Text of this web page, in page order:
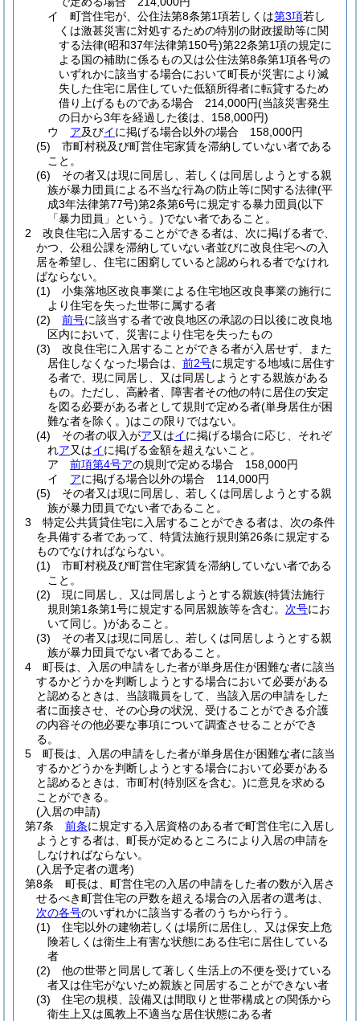
イ
町営住宅が、公住法第8条第1項若しくは第3項若し
くは激甚災害に対処するための特別の財政援助等に関
する法律(昭和37年法律第150号)第22条第1項の規定に
よる国の補助に係るもの又は公住法第8条第1項各号の
いずれかに該当する場合において町長が災害により滅
失した住宅に居住していた低額所得者に転貸するため
借り上げるものである場合 214,000円(当該災害発生
の日から3年を経過した後は、158,000円)
ウ
ア及びイに掲げる場合以外の場合 158,000円
(5)
市町村税及び町営住宅家賃を滞納していない者である
こと。
(6)
その者又は現に同居し、若しくは同居しようとする親
族が暴力団員による不当な行為の防止等に関する法律(平
成3年法律第77号)第2条第6号に規定する暴力団員(以下
「暴力団員」という。)でない者であること。
2
改良住宅に入居することができる者は、次に掲げる者で、
かつ、公租公課を滞納していない者並びに改良住宅への入
居を希望し、住宅に困窮していると認められる者でなけれ
ばならない。
(1)
小集落地区改良事業による住宅地区改良事業の施行に
より住宅を失った世帯に属する者
(2)
前号に該当する者で改良地区の承認の日以後に改良地
区内において、災害により住宅を失ったもの
(3)
改良住宅に入居することができる者が入居せず、また
居住しなくなった場合は、 前2号に規定する地域に居住す
る者で、現に同居し、又は同居しようとする親族がある
もの。 ただし、高齢者、障害者その他の特に居住の安定
を図る必要がある者として規則で定める者(単身居住が困
難な者を除く。)はこの限りではない。
(4)
その者の収入がア又はイに掲げる場合に応じ、それぞ
れア又はイに掲げる金額を超えないこと。
ア
前項第4号アの規則で定める場合 158,000円
イ
アに掲げる場合以外の場合 114,000円
(5)
その者又は現に同居し、若しくは同居しようとする親
族が暴力団員でない者であること。
3
特定公共賃貸住宅に入居することができる者は、次の条件
を具備する者であって、特賃法施行規則第26条に規定する
ものでなければならない。
(1)
市町村税及び町営住宅家賃を滞納していない者である
こと。
(2)
現に同居し、又は同居しようとする親族(特賃法施行
規則第1条第1号に規定する同居親族等を含む。 次号にお
いて同じ。)があること。
(3)
その者又は現に同居し、若しくは同居しようとする親
族が暴力団員でない者であること。
4
町長は、入居の申請をした者が単身居住が困難な者に該当
するかどうかを判断しようとする場合において必要がある
と認めるときは、当該職員をして、当該入居の申請をした
者に面接させ、その心身の状況、受けることができる介護
の内容その他必要な事項について調査させることができ
る。
5
町長は、入居の申請をした者が単身居住が困難な者に該当
するかどうかを判断しようとする場合において必要がある
と認めるときは、市町村(特別区を含む。)に意見を求める
ことができる。
(入居の申請)
第7条
前条に規定する入居資格のある者で町営住宅に入居し
ようとする者は、町長が定めるところにより入居の申請を
しなければならない。
(入居予定者の選考)
第8条
町長は、町営住宅の入居の申請をした者の数が入居さ
せるべき町営住宅の戸数を超える場合の入居者の選考は、
次の各号のいずれかに該当する者のうちから行う。
(1)
住宅以外の建物若しくは場所に居住し、又は保安上危
険若しくは衛生上有害な状態にある住宅に居住している
者
(2)
他の世帯と同居して著しく生活上の不便を受けている
者又は住宅がないため親族と同居することができない者
(3)
住宅の規模、設備又は間取りと世帯構成との関係から
衛生上又は風教上不適当な居住状態にある者